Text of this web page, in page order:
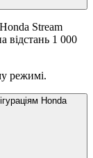
Stream
відстань 1 000
режимі.
Honda